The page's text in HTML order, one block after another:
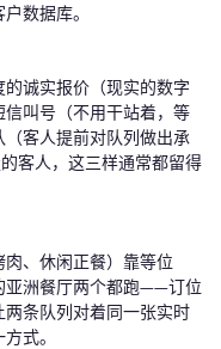
数据库。
诚实报价（现实的数字
叫号（不用干站着，等
客人提前对队列做出承
客人，这三样通常都留得
、休闲正餐）靠等位
亚洲餐厅两个都跑——订位
条队列对着同一张实时
式。